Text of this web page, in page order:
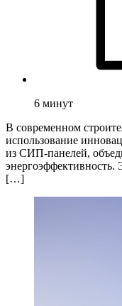
6 минут
В современном
использование
из СИП-панелей,
энергоэффективность.
[…]